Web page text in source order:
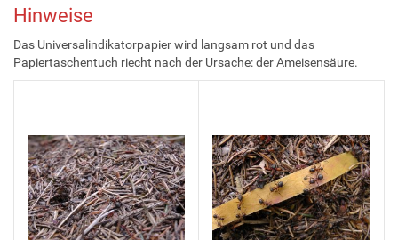
Hinweise
Das Universalindikatorpapier wird langsam rot und das
Papiertaschentuch riecht nach der Ursache: der Ameisensäure.